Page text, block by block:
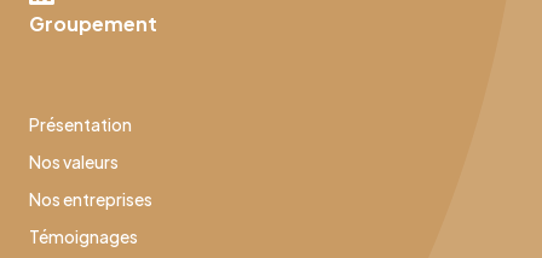
Groupement
Présentation
Nos valeurs
Nos entreprises
Témoignages